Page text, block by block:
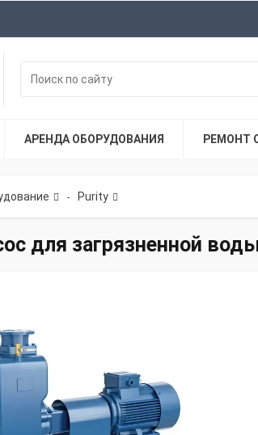
АРЕНДА ОБОРУДОВАНИЯ РЕМОНТ
- Purity
для загрязненной